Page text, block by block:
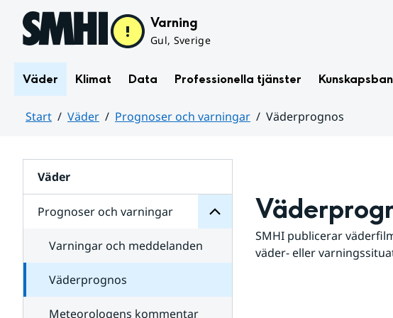
Hoppa till sidans innehåll Varning
Gul, Sverige
Väder Klimat Data Professionella tjänster
Start Väder Prognoser och varningar
Väderprognos
Väder
Prognoser och varningar
för
varningar
Varningar och meddelanden
Väderprognos
Meteorologens kommentar
SMHI publicerar
väder- eller